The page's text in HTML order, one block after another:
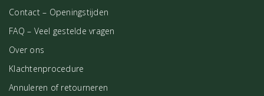
Contact – Openingstijden
FAQ – Veel gestelde vragen
Over ons
Klachtenprocedure
Annuleren of retourneren